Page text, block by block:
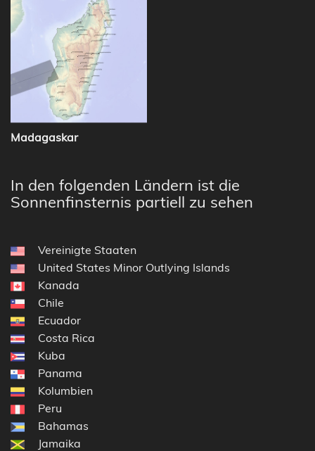
Madagaskar
In den folgenden Ländern ist die
Sonnenfinsternis partiell zu sehen
Vereinigte Staaten
United States Minor Outlying Islands
Kanada
Chile
Ecuador
Costa Rica
Kuba
Panama
Kolumbien
Peru
Bahamas
Jamaika